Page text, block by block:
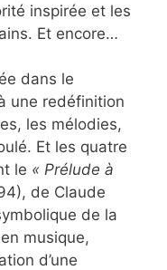
inspirée et les
Et encore…
dans le
une redéfinition
les mélodies,
Et les quatre
le « Prélude à
de Claude
de la
musique,
d’une